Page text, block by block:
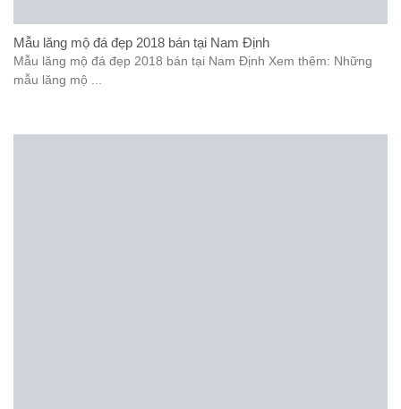
Mẫu lăng mộ đá đẹp 2018 bán tại Nam Định
Mẫu lăng mộ đá đẹp 2018 bán tại Nam Định Xem thêm: Những
mẫu lăng mộ ...